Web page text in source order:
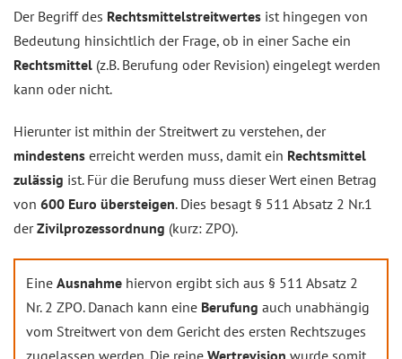
Der Begriff des Rechtsmittelstreitwertes ist hingegen von
Bedeutung hinsichtlich der Frage, ob in einer Sache ein
Rechtsmittel (z.B. Berufung oder Revision) eingelegt werden
kann oder nicht.
Hierunter ist mithin der Streitwert zu verstehen, der
mindestens erreicht werden muss, damit ein Rechtsmittel
zulässig ist. Für die Berufung muss dieser Wert einen Betrag
von 600 Euro übersteigen. Dies besagt § 511 Absatz 2 Nr.1
derZivilprozessordnung (kurz: ZPO).
Eine Ausnahme hiervon ergibt sich aus § 511 Absatz 2
Nr. 2 ZPO. Danach kann eine Berufung auch unabhängig
vom Streitwert von dem Gericht des ersten Rechtszuges
zugelassen werden. Die reine Wertrevision wurde somit